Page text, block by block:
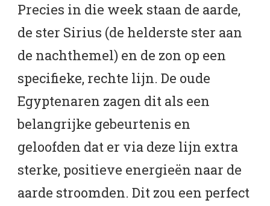
Precies in die week staan de aarde,
de ster Sirius (de helderste ster aan
de nachthemel) en de zon op een
specifieke, rechte lijn. De oude
Egyptenaren zagen dit als een
belangrijke gebeurtenis en
geloofden dat er via deze lijn extra
sterke, positieve energieën naar de
aarde stroomden. Dit zou een perfect